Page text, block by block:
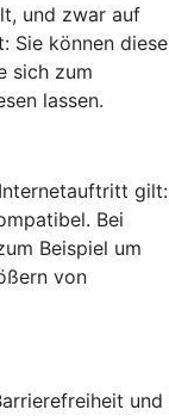
und zwar auf
Sie können diese
sich zum
lassen.
gilt:
Bei
Beispiel um
von
und